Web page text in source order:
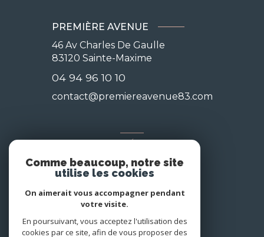
PREMIÈRE AVENUE
46 Av Charles De Gaulle
83120 Sainte-Maxime
04 94 96 10 10
contact@premiereavenue83.com
Nous suivre
Comme beaucoup, notre site
utilise les cookies
On aimerait vous accompagner pendant
votre visite.
En poursuivant, vous acceptez l'utilisation des
cookies par ce site, afin de vous proposer des